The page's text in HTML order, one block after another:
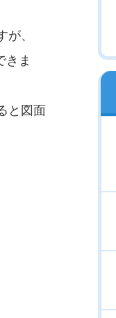
、
きま
と図面